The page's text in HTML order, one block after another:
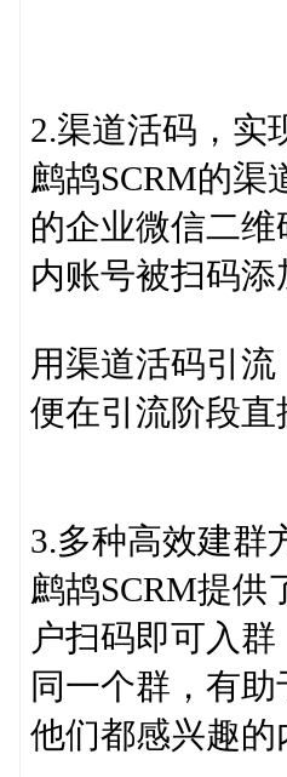
2.渠道活码，实
鹧鸪SCRM的
的企业微信二
内账号被扫码
用渠道活码引
便在引流阶段
3.多种高效建群
鹧鸪SCRM提
户扫码即可入
同一个群，有
他们都感兴趣的